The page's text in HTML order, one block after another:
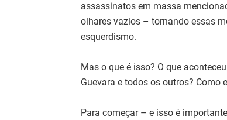
assassinatos em massa
olhares vazios – tornando essas
esquerdismo.
Mas o que é isso? O que
Guevara e todos os outros? Como
Para começar – e isso é